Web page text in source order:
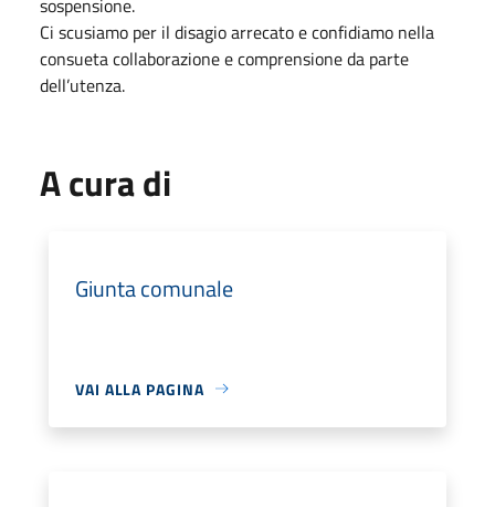
Ci scusiamo per il disagio arrecato e confidiamo nella
consueta collaborazione e comprensione da parte
dell’utenza.
A cura di
Giunta comunale
VAI ALLA PAGINA